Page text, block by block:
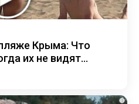
Крыма: Что
их не видят...
i